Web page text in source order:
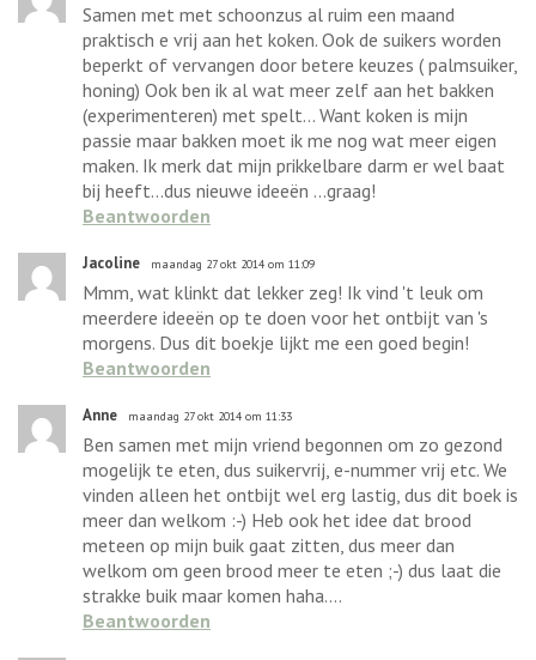
Samen met met schoonzus al ruim een maand
praktisch e vrij aan het koken. Ook de suikers worden
beperkt of vervangen door betere keuzes ( palmsuiker,
honing) Ook ben ik al wat meer zelf aan het bakken
(experimenteren) met spelt... Want koken is mijn
passie maar bakken moet ik me nog wat meer eigen
maken. Ik merk dat mijn prikkelbare darm er wel baat
bij heeft...dus nieuwe ideeën ...graag!
Beantwoorden
Jacoline maandag 27 okt 2014 om 11:09
Mmm, wat klinkt dat lekker zeg! Ik vind 't leuk om
meerdere ideeën op te doen voor het ontbijt van 's
morgens. Dus dit boekje lijkt me een goed begin!
Beantwoorden
Anne maandag 27 okt 2014 om 11:33
Ben samen met mijn vriend begonnen om zo gezond
mogelijk te eten, dus suikervrij, e-nummer vrij etc. We
vinden alleen het ontbijt wel erg lastig, dus dit boek is
meer dan welkom :-) Heb ook het idee dat brood
meteen op mijn buik gaat zitten, dus meer dan
welkom om geen brood meer te eten ;-) dus laat die
strakke buik maar komen haha....
Beantwoorden